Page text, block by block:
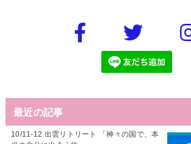
最近の記事
10/11-12 出雲リトリート 「神々の国で、本